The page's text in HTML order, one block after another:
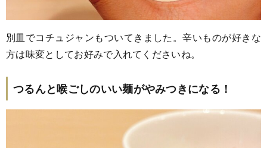
別皿でコチュジャンもついてきました。辛いものが好きな
方は味変としてお好みで入れてくださいね。
つるんと喉ごしのいい麺がやみつきになる！